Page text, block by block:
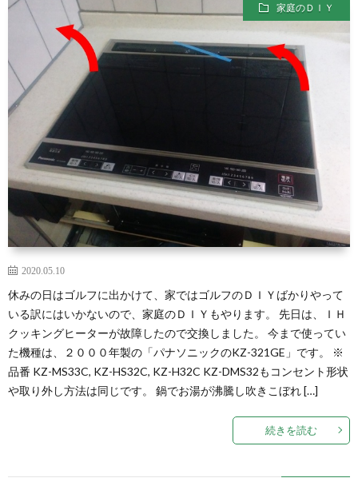
家庭のＤＩＹ
2020.05.10
休みの日はゴルフに出かけて、家ではゴルフのＤＩＹばかりやって
いる訳にはいかないので、家庭のＤＩＹもやります。 先日は、ＩＨ
クッキングヒーターが故障したので交換しました。 今まで使ってい
た機種は、２０００年製の「パナソニックのKZ-321GE」です。 ※
品番 KZ-MS33C, KZ-HS32C, KZ-H32C KZ-DMS32もコンセント形状
や取り外し方法は同じです。 鍋でお湯が沸騰し吹きこぼれ […]
続きを読む